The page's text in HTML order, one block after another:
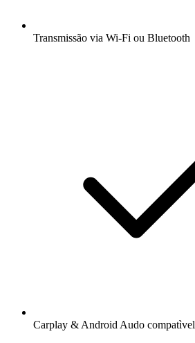
Transmissão via Wi-Fi ou Bluetooth
Carplay & Android Audo compatìvel